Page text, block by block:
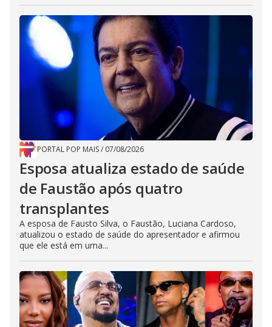
PORTAL POP MAIS/ 07/08/2026
Esposa atualiza estado de saúde
de Faustão após quatro
transplantes
A esposa de Fausto Silva, o Faustão, Luciana Cardoso,
atualizou o estado de saúde do apresentador e afirmou
que ele está em uma...